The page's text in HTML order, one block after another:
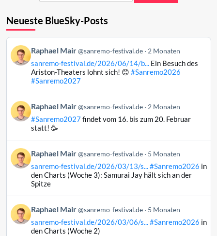
Neueste BlueSky-Posts
Beitrag
von
Raphael
ansehen
Raphael Mair @sanremo-festival.de 2 Monaten
sanremo-festival.de/2026/06/14/b...Ein Besuch des
Ariston-Theaters lohnt sich! 😊 #Sanremo2026
#Sanremo2027
Beitrag
von
Raphael
Bluesky
ansehen
Raphael Mair @sanremo-festival.de 2 Monaten
#Sanremo2027findet vom 16. bis zum 20. Februar
statt! 🥳
Beitrag
von
Raphael
ansehen
Raphael Mair @sanremo-festival.de 5 Monaten
sanremo-festival.de/2026/03/13/s...#Sanremo2026 in
den Charts (Woche 3): Samurai Jay hält sich an der
Spitze
Beitrag
von
Raphael
Raphael Mair @sanremo-festival.de 5 Monaten
sanremo-festival.de/2026/03/06/s...#Sanremo2026 in
den Charts (Woche 2)